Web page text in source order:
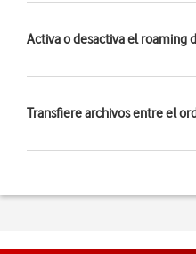
Activa o desactiva el roaming
Transfiere archivos entre el